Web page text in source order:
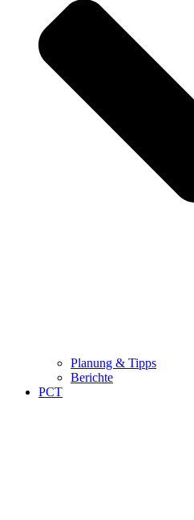
Planung & Tipps
Berichte
PCT